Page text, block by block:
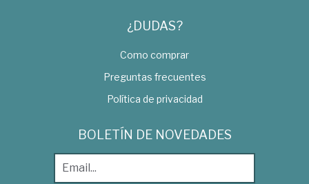
¿DUDAS?
Como comprar
Preguntas frecuentes
Política de privacidad
BOLETÍN DE NOVEDADES